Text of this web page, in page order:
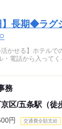
】長期◆ラグ
かせる】ホテルで
務
区/五条駅（徒
円 交通費全額支給